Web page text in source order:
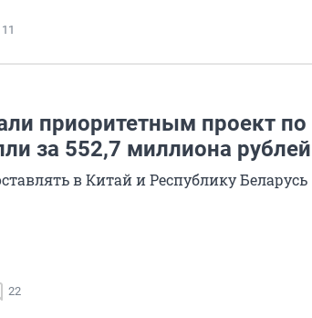
11
приоритетным проект по
за 552,7 миллиона рублей
в Китай и Республику Беларусь
22